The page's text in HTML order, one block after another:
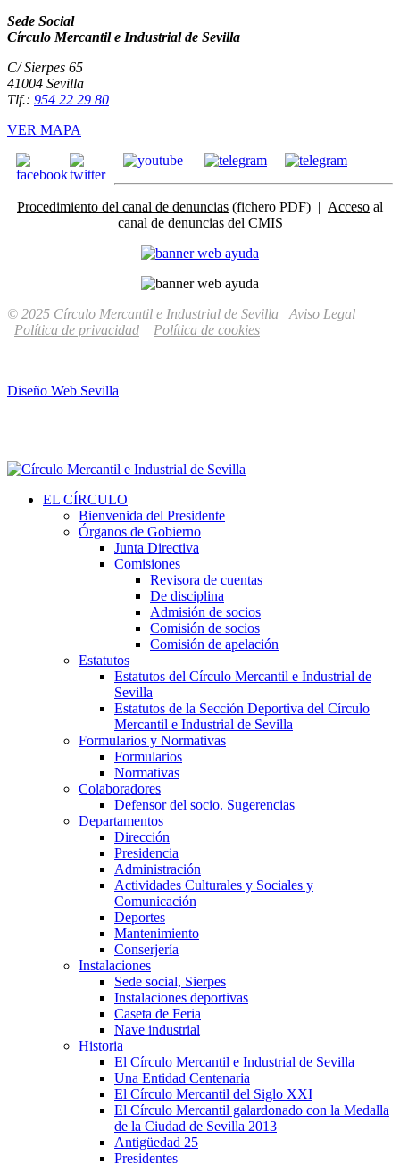
Sede Social
Círculo Mercantil e Industrial de Sevilla
C/ Sierpes 65
41004 Sevilla
Tlf.: 954 22 29 80
VER MAPA
Procedimiento del canal de denuncias (fichero PDF) | Acceso al
canal de denuncias del CMIS
© 2025 Círculo Mercantil e Industrial de Sevilla Aviso Legal
Política de privacidad
Política de cookies
Diseño Web Sevilla
EL CÍRCULO
Bienvenida del Presidente
Órganos de Gobierno
Junta Directiva
Comisiones
Revisora de cuentas
De disciplina
Admisión de socios
Comisión de socios
Comisión de apelación
Estatutos
Estatutos del Círculo Mercantil e Industrial de
Sevilla
Estatutos de la Sección Deportiva del Círculo
Mercantil e Industrial de Sevilla
Formularios y Normativas
Formularios
Normativas
Colaboradores
Defensor del socio. Sugerencias
Departamentos
Dirección
Presidencia
Administración
Actividades Culturales y Sociales y
Comunicación
Deportes
Mantenimiento
Conserjería
Instalaciones
Sede social, Sierpes
Instalaciones deportivas
Caseta de Feria
Nave industrial
Historia
El Círculo Mercantil e Industrial de Sevilla
Una Entidad Centenaria
El Círculo Mercantil del Siglo XXI
El Círculo Mercantil galardonado con la Medalla
de la Ciudad de Sevilla 2013
Antigüedad 25
Presidentes